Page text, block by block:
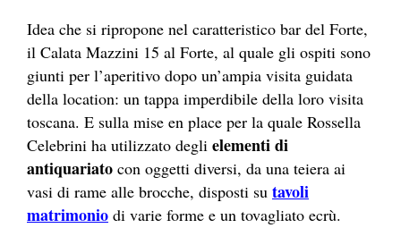
Idea che si ripropone nel caratteristico bar del Forte,
il Calata Mazzini 15 al Forte, al quale gli ospiti sono
giunti per l’aperitivo dopo un’ampia visita guidata
della location: un tappa imperdibile della loro visita
toscana. E sulla mise en place per la quale Rossella
Celebrini ha utilizzato degli elementi di
antiquariato con oggetti diversi, da una teiera ai
vasi di rame alle brocche, disposti su tavoli
matrimonio di varie forme e un tovagliato ecrù.